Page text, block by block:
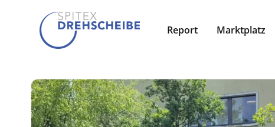
Report Marktplatz